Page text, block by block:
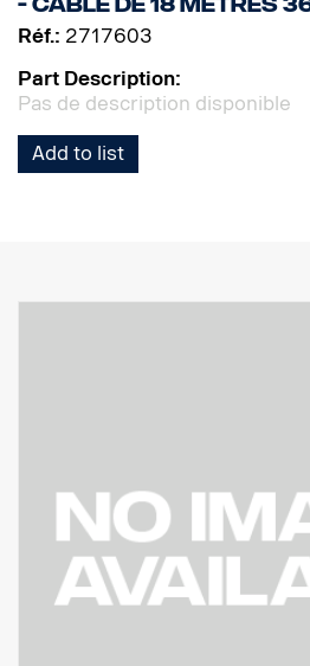
Réf.: 2717603
Part Description:
Pas de description disponible
Add to list